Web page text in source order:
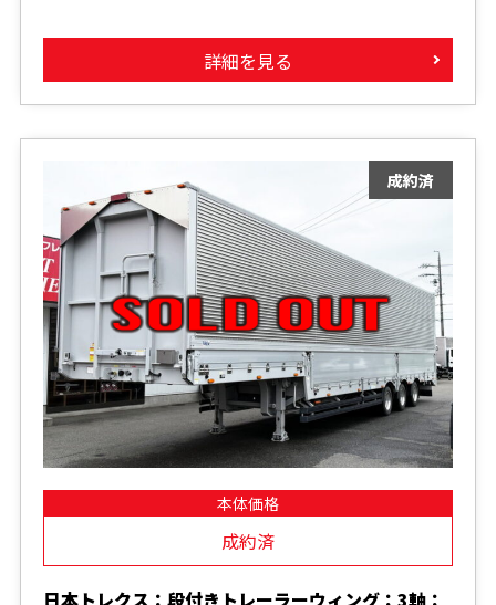
詳細を見る
本体価格
成約済